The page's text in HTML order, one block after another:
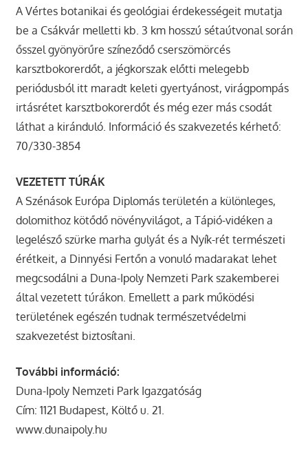
A Vértes botanikai és geológiai érdekességeit mutatja
be a Csákvár melletti kb. 3 km hosszú sétaútvonal során
ősszel gyönyörűre színeződő cserszömörcés
karsztbokorerdőt, a jégkorszak előtti melegebb
periódusból itt maradt keleti gyertyánost, virágpompás
irtásrétet karsztbokorerdőt és még ezer más csodát
láthat a kiránduló. Információ és szakvezetés kérhető:
70/330-3854
VEZETETT TÚRÁK
A Szénások Európa Diplomás területén a különleges,
dolomithoz kötődő növényvilágot, a Tápió-vidéken a
legelésző szürke marha gulyát és a Nyík-rét természeti
érétkeit, a Dinnyési Fertőn a vonuló madarakat lehet
megcsodálni a Duna-Ipoly Nemzeti Park szakemberei
által vezetett túrákon. Emellett a park működési
területének egészén tudnak természetvédelmi
szakvezetést biztosítani.
További információ:
Duna-Ipoly Nemzeti Park Igazgatóság
Cím: 1121 Budapest, Költő u. 21.
www.dunaipoly.hu